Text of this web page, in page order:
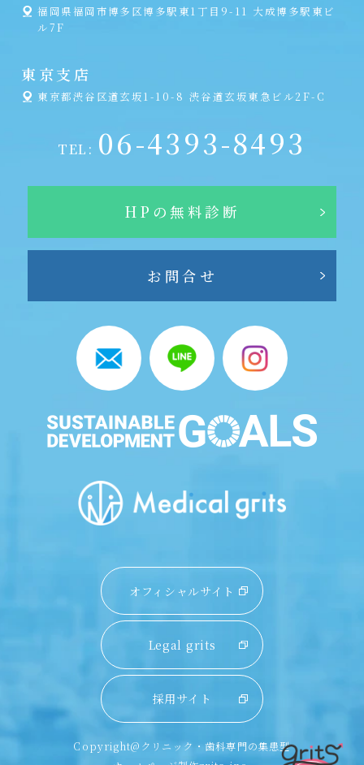
福岡県福岡市博多区博多駅東1丁目9-11 大成博多駅東ビ
ル7F
東京支店
東京都渋谷区道玄坂1-10-8 渋谷道玄坂東急ビル2F-C
TEL: 06-4393-8493
HPの無料診断
お問合せ
オフィシャルサイト
Legal grits
採用サイト
Copyright@クリニック・歯科専門の集患型